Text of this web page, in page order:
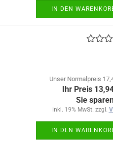
IN DEN
Unser Normalpreis
Ihr Preis
Sie
inkl. 19% MwSt. zzgl.
IN DEN